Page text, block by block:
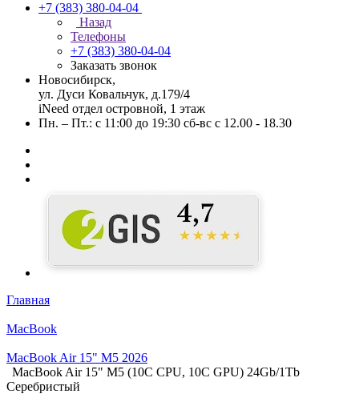
+7 (383) 380-04-04
Назад
Телефоны
+7 (383) 380-04-04
Заказать звонок
Новосибирск,
ул. Дуси Ковальчук, д.179/4
iNeed отдел островной, 1 этаж
Пн. – Пт.: с 11:00 до 19:30 сб-вс с 12.00 - 18.30
Главная
MacBook
MacBook Air 15" М5 2026
MacBook Air 15" М5 (10C CPU, 10C GPU) 24Gb/1Tb
Серебристый